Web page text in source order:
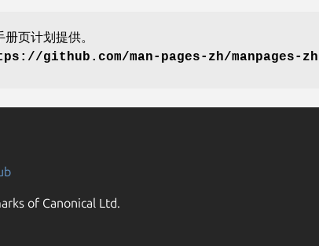
页计划提供。
github.com/man-pages-zh/manpages-zh
of Canonical Ltd.